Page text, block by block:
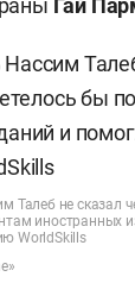
Гай
Талеб не сказал
иностранных
WorldSkills